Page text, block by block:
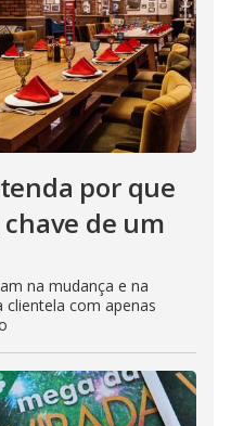
por que
de um
na mudança e na
com apenas